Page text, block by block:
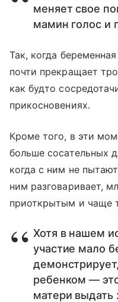
меняет свое
мамин голос и
Так, когда
почти прекращает
как будто
прикосновениях.
Кроме того, в эти
больше сосательных
когда с ним не
ним разговаривает,
приоткрытым и чаще
Хотя в нашем
участие мало
ребенком —
матери выдать